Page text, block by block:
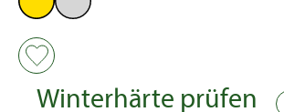
Winterhärte prüfen